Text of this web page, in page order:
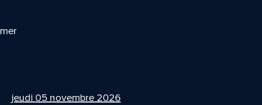
jeudi 05 novembre 2026